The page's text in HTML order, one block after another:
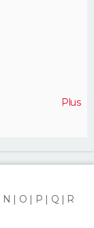
Plus
N O P Q
R